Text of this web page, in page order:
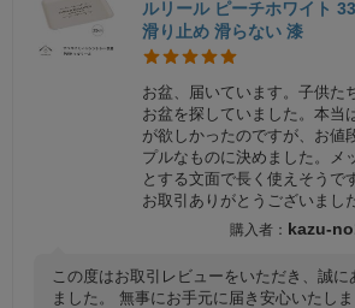
ルリール ピーチホワイト
滑り止め 滑らない 漆
お盆、届いています。子供た
お盆を探していました。本当
が欲しかったのですが、お値
プルなものに決めました。メ
とする文面で長く使えそうで
お取引ありがとうございまし
kazu-
この度はお取引レビューをいただき、誠に
ました。 無事にお手元に届き安心いたし